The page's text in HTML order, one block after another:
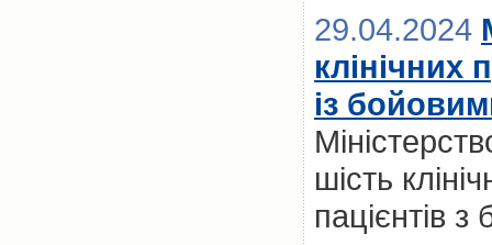
29.04.2024
клінічних
із
шість
пацієнтів